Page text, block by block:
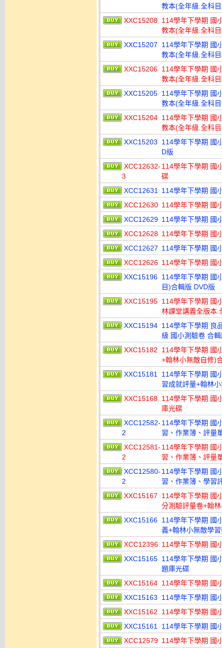
教本(全年級.全科
XXC15208 114學年下學期 國
教本(全年級.全科
XXC15207
114學年下學期 國
教本(全年級.全科
XXC15206 114學年下學期 國
教本(全年級.全科
XXC15205 114學年下學期 國
教本(全年級.全科
XXC15204 114學年下學期 國
教本(全年級.全科
XXC15203
114學年下學期 國
D版
XCC12632-
3
114學年下學期 國
碟
XCC12631
114學年下學期 國
XCC12630 114學年下學期 國
XCC12629 114學年下學期 國
XCC12628 114學年下學期 國
XCC12627 114學年下學期 國
XCC12626 114學年下學期 國
XXC15196 114學年下學期 國
目)合輯版 DVD版
XXC15195 114學年下學期 國
林課堂講義全版本.
XXC15194 114學年下學期 良
級 國小測驗卷 合
XXC15182
114學年下學期 國
+翰林小無敵自修)
XXC15181
114學年下學期 國
習成就評量+翰林
XXC15168 114學年下學期 國
庫光碟
XCC12582-
2
114學年下學期 國
習、作業簿、評量
XCC12581-
2
114學年下學期 國
習、作業簿、評量
XCC12580-
2
114學年下學期 國
習、作業簿、學習
XXC15167
114學年下學期 國
分測驗評量卷+翰
XXC15166 114學年下學期 國
義+翰林小無敵學
XCC12396 114學年下學期 國
XXC15165 114學年下學期 國
題庫光碟
XXC15164 114學年下學期 國
XXC15163
114學年下學期 國
XXC15162
114學年下學期 國
XXC15161
114學年下學期 國
XCC12579 114學年下學期 國